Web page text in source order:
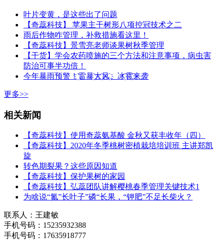
叶片变黄，是这些出了问题
【奇蕊科技】 苹果主干树形八项控冠技术之二
雨后作物咋管理，补救措施看这里！
【奇蕊科技】景雪亮老师谈果树秋季管理
【干货】学会农药喷施的三个方法和注意事项，病虫害
防治可事半功倍！
今年暴雨预警！҈雷暴҈大҈风҈、冰҈雹҈来袭
更多>>
相关新闻
【奇蕊科技】使用奇蕊氨基酸 金秋又获丰收年（四）
【奇蕊科技】2020年冬季桃树密植栽培培训班 主讲郑凯
旋
转色期裂果？这些原因知道
【奇蕊科技】保护果树的家园
【奇蕊科技】弘蕊团队讲解樱桃春季管理关键技术1
为啥说“氮”长叶子”磷“长果，“钾肥”不足长柴火？
联系人：王建敏
手机号码：15235932388
手机号码：17635918777